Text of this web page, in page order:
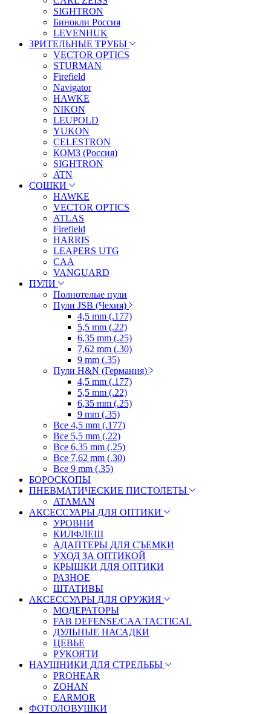
SIGHTRON
Бинокли Россия
LEVENHUK
ЗРИТЕЛЬНЫЕ ТРУБЫ
VECTOR OPTICS
STURMAN
Firefield
Navigator
HAWKE
NIKON
LEUPOLD
YUKON
CELESTRON
КОМЗ (Россия)
SIGHTRON
ATN
СОШКИ
HAWKE
VECTOR OPTICS
ATLAS
Firefield
HARRIS
LEAPERS UTG
CAA
VANGUARD
ПУЛИ
Полнотелые пули
Пули JSB (Чехия)
4,5 mm (.177)
5,5 mm (.22)
6,35 mm (.25)
7,62 mm (.30)
9 mm (.35)
Пули H&N (Германия)
4,5 mm (.177)
5,5 mm (.22)
6,35 mm (.25)
9 mm (.35)
Все 4,5 mm (.177)
Все 5,5 mm (.22)
Все 6,35 mm (.25)
Все 7,62 mm (.30)
Все 9 mm (.35)
БОРОСКОПЫ
ПНЕВМАТИЧЕСКИЕ ПИСТОЛЕТЫ
ATAMAN
АКСЕССУАРЫ ДЛЯ ОПТИКИ
УРОВНИ
КИЛФЛЕШ
АДАПТЕРЫ ДЛЯ СЪЕМКИ
УХОД ЗА ОПТИКОЙ
КРЫШКИ ДЛЯ ОПТИКИ
РАЗНОЕ
ШТАТИВЫ
АКСЕССУАРЫ ДЛЯ ОРУЖИЯ
МОДЕРАТОРЫ
FAB DEFENSE/CAA TACTICAL
ДУЛЬНЫЕ НАСАДКИ
ЦЕВЬЕ
РУКОЯТИ
НАУШНИКИ ДЛЯ СТРЕЛЬБЫ
PROHEAR
ZOHAN
EARMOR
ФОТОЛОВУШКИ